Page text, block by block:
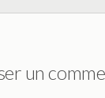
un